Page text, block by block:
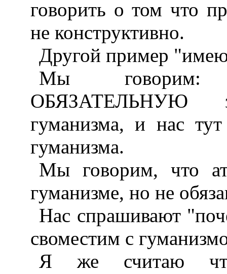
говорить о том что
не конструктивно.
Другой пример
Мы говорим:
ОБЯЗАТЕЛЬНУЮ
гуманизма, и нас
гуманизма.
Мы говорим, что
гуманизме, но не
Нас спрашивают
своместим с
Я же считаю